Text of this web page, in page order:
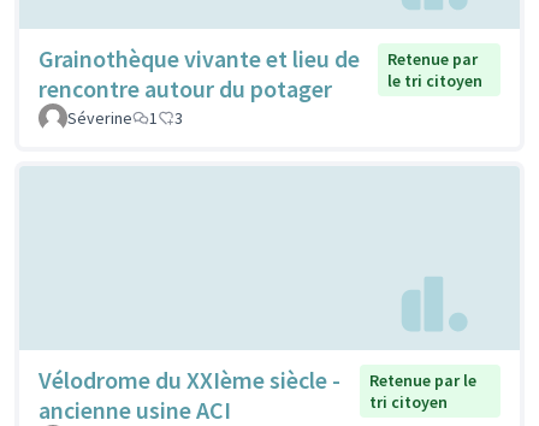
Grainothèque vivante et lieu de
rencontre autour du potager
Retenue par
le tri citoyen
Séverine
1 3
Vélodrome du XXIème siècle -
ancienne usine ACI
Retenue par le
tri citoyen